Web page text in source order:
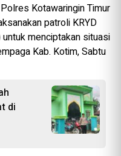
Kotawaringin Timur
patroli KRYD
menciptakan situasi
Kab. Kotim, Sabtu
di